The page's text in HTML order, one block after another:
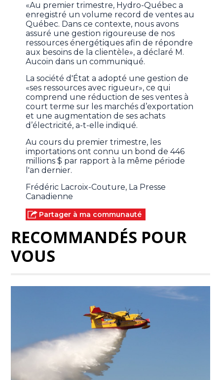
«Au premier trimestre, Hydro-Québec a
enregistré un volume record de ventes au
Québec. Dans ce contexte, nous avons
assuré une gestion rigoureuse de nos
ressources énergétiques afin de répondre
aux besoins de la clientèle», a déclaré M.
Aucoin dans un communiqué.
La société d'État a adopté une gestion de
«ses ressources avec rigueur», ce qui
comprend une réduction de ses ventes à
court terme sur les marchés d’exportation
et une augmentation de ses achats
d’électricité, a-t-elle indiqué.
Au cours du premier trimestre, les
importations ont connu un bond de 446
millions $ par rapport à la même période
l'an dernier.
Frédéric Lacroix-Couture, La Presse
Canadienne
Partager à ma communauté
RECOMMANDÉS POUR
VOUS